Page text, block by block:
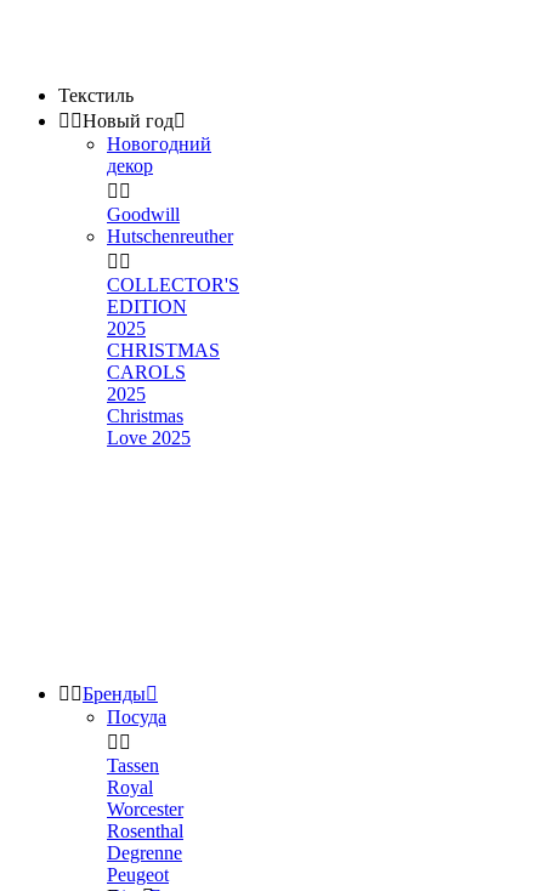
Текстиль
 Новый год
Новогодний
декор
 
Goodwill
Hutschenreuther
 
COLLECTOR'S
EDITION
2025
CHRISTMAS
CAROLS
2025
Christmas
Love 2025
 Бренды
Посуда
 
Tassen
Royal
Worcester
Rosenthal
Degrenne
Peugeot